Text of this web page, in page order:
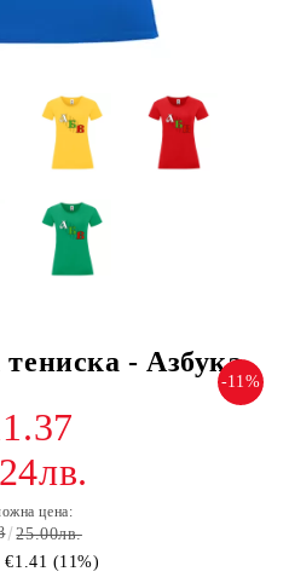
- Азбука
-11%
цена:
25.00лв.
€1.41 (11%)